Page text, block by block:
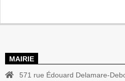
MAIRIE
571 rue Édouard Delamare-